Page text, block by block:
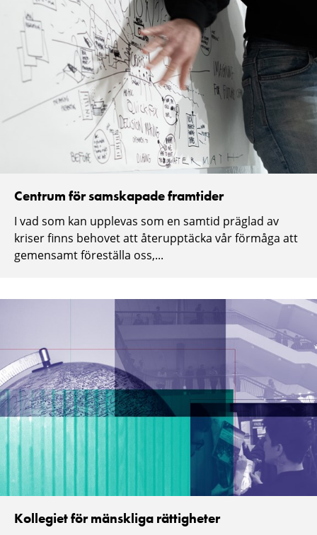
Centrum för samskapade framtider
I vad som kan upplevas som en samtid präglad av
kriser finns behovet att återupptäcka vår förmåga att
gemensamt föreställa oss,...
Kollegiet för mänskliga rättigheter